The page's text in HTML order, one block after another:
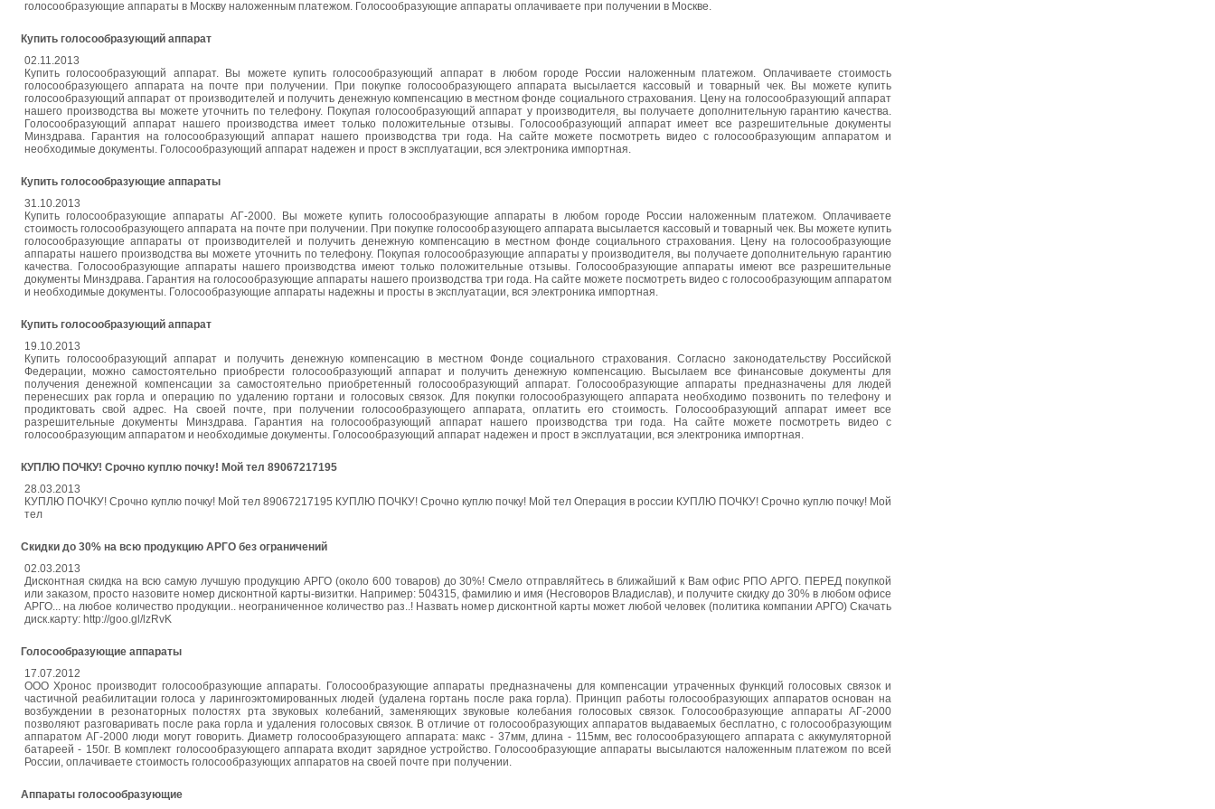
голосообразующие аппараты в Москву наложенным платежом. Голосообразующие аппараты оплачиваете при получении в Москве.
Купить голосообразующий аппарат
02.11.2013
Купить голосообразующий аппарат. Вы можете купить голосообразующий аппарат в любом городе России наложенным платежом. Оплачиваете стоимость
голосообразующего аппарата на почте при получении. При покупке голосообразующего аппарата высылается кассовый и товарный чек. Вы можете купить
голосообразующий аппарат от производителей и получить денежную компенсацию в местном фонде социального страхования. Цену на голосообразующий аппарат
нашего производства вы можете уточнить по телефону. Покупая голосообразующий аппарат у производителя, вы получаете дополнительную гарантию качества.
Голосообразующий аппарат нашего производства имеет только положительные отзывы. Голосообразующий аппарат имеет все разрешительные документы
Минздрава. Гарантия на голосообразующий аппарат нашего производства три года. На сайте можете посмотреть видео с голосообразующим аппаратом и
необходимые документы. Голосообразующий аппарат надежен и прост в эксплуатации, вся электроника импортная.
Купить голосообразующие аппараты
31.10.2013
Купить голосообразующие аппараты АГ-2000. Вы можете купить голосообразующие аппараты в любом городе России наложенным платежом. Оплачиваете
стоимость голосообразующего аппарата на почте при получении. При покупке голосообразующего аппарата высылается кассовый и товарный чек. Вы можете купить
голосообразующие аппараты от производителей и получить денежную компенсацию в местном фонде социального страхования. Цену на голосообразующие
аппараты нашего производства вы можете уточнить по телефону. Покупая голосообразующие аппараты у производителя, вы получаете дополнительную гарантию
качества. Голосообразующие аппараты нашего производства имеют только положительные отзывы. Голосообразующие аппараты имеют все разрешительные
документы Минздрава. Гарантия на голосообразующие аппараты нашего производства три года. На сайте можете посмотреть видео с голосообразующим аппаратом
и необходимые документы. Голосообразующие аппараты надежны и просты в эксплуатации, вся электроника импортная.
Купить голосообразующий аппарат
19.10.2013
Купить голосообразующий аппарат и получить денежную компенсацию в местном Фонде социального страхования. Согласно законодательству Российской
Федерации, можно самостоятельно приобрести голосообразующий аппарат и получить денежную компенсацию. Высылаем все финансовые документы для
получения денежной компенсации за самостоятельно приобретенный голосообразующий аппарат. Голосообразующие аппараты предназначены для людей
перенесших рак горла и операцию по удалению гортани и голосовых связок. Для покупки голосообразующего аппарата необходимо позвонить по телефону и
продиктовать свой адрес. На своей почте, при получении голосообразующего аппарата, оплатить его стоимость. Голосообразующий аппарат имеет все
разрешительные документы Минздрава. Гарантия на голосообразующий аппарат нашего производства три года. На сайте можете посмотреть видео с
голосообразующим аппаратом и необходимые документы. Голосообразующий аппарат надежен и прост в эксплуатации, вся электроника импортная.
КУПЛЮ ПОЧКУ! Срочно куплю почку! Мой тел 89067217195
28.03.2013
КУПЛЮ ПОЧКУ! Срочно куплю почку! Мой тел 89067217195 КУПЛЮ ПОЧКУ! Срочно куплю почку! Мой тел Операция в россии КУПЛЮ ПОЧКУ! Срочно куплю почку! Мой
тел
Cкидки до 30% на всю продукцию АРГО без ограничений
02.03.2013
Дисконтная скидка на всю самую лучшую продукцию АРГО (около 600 товаров) до 30%! Смело отправляйтесь в ближайший к Вам офис РПО АРГО. ПЕРЕД покупкой
или заказом, просто назовите номер дисконтной карты-визитки. Например: 504315, фамилию и имя (Несговоров Владислав), и получите скидку до 30% в любом офисе
АРГО... на любое количество продукции.. неограниченное количество раз..! Назвать номер дисконтной карты может любой человек (политика компании АРГО) Скачать
диск.карту: http://goo.gl/lzRvK
Голосообразующие аппараты
17.07.2012
ООО Хронос производит голосообразующие аппараты. Голосообразующие аппараты предназначены для компенсации утраченных функций голосовых связок и
частичной реабилитации голоса у ларингоэктомированных людей (удалена гортань после рака горла). Принцип работы голосообразующих аппаратов основан на
возбуждении в резонаторных полостях рта звуковых колебаний, заменяющих звуковые колебания голосовых связок. Голосообразующие аппараты АГ-2000
позволяют разговаривать после рака горла и удаления голосовых связок. В отличие от голосообразующих аппаратов выдаваемых бесплатно, с голосообразующим
аппаратом АГ-2000 люди могут говорить. Диаметр голосообразующего аппарата: макс - 37мм, длина - 115мм, вес голосообразующего аппарата с аккумуляторной
батареей - 150г. В комплект голосообразующего аппарата входит зарядное устройство. Голосообразующие аппараты высылаются наложенным платежом по всей
России, оплачиваете стоимость голосообразующих аппаратов на своей почте при получении.
Аппараты голосообразующие